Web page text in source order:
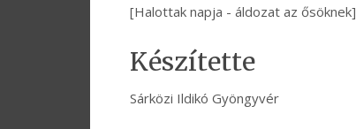
[Halottak napja - áldozat az ősöknek]
Készítette
Sárközi Ildikó Gyöngyvér